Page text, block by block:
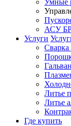
АСУ
Услуги
Сварка
Литье
Литье
Где купить